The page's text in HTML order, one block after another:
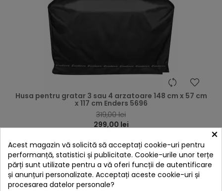
Husa pentru gratar 3 sau 4 arzatoare 148 cm x 57 cm
x 117 cm Enders 5696
319,00 lei
299,00 lei
În stoc
Adaugă în Coș
×
Acest magazin vă solicită să acceptați cookie-uri pentru
performanță, statistici și publicitate. Cookie-urile unor terțe
părți sunt utilizate pentru a vă oferi funcții de autentificare
și anunțuri personalizate. Acceptați aceste cookie-uri și
procesarea datelor personale?